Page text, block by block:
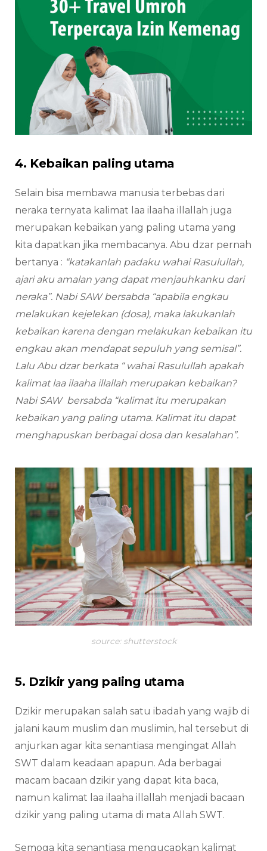
4. Kebaikan paling utama
Selain bisa membawa manusia terbebas dari
neraka ternyata kalimat laa ilaaha illallah juga
merupakan kebaikan yang paling utama yang
kita dapatkan jika membacanya. Abu dzar pernah
bertanya : “katakanlah padaku wahai Rasulullah,
ajari aku amalan yang dapat menjauhkanku dari
neraka”. Nabi SAW bersabda “apabila engkau
melakukan kejelekan (dosa), maka lakukanlah
kebaikan karena dengan melakukan kebaikan itu
engkau akan mendapat sepuluh yang semisal”.
Lalu Abu dzar berkata “ wahai Rasulullah apakah
kalimat laa ilaaha illallah merupakan kebaikan?
Nabi SAW bersabda “kalimat itu merupakan
kebaikan yang paling utama. Kalimat itu dapat
menghapuskan berbagai dosa dan kesalahan”.
source: shutterstock
5. Dzikir yang paling utama
Dzikir merupakan salah satu ibadah yang wajib di
jalani kaum muslim dan muslimin, hal tersebut di
anjurkan agar kita senantiasa mengingat Allah
SWT dalam keadaan apapun. Ada berbagai
macam bacaan dzikir yang dapat kita baca,
namun kalimat laa ilaaha illallah menjadi bacaan
dzikir yang paling utama di mata Allah SWT.
Semoga kita senantiasa mengucapkan kalimat